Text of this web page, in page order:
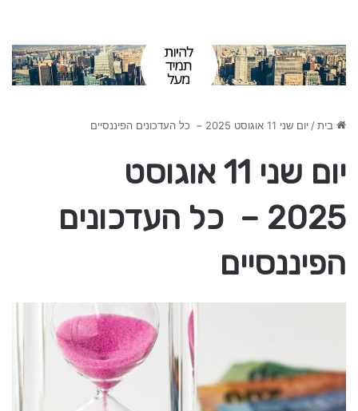
בית/יום שני 11 אוגוסט 2025 – כל העדכונים הפיננסיים
יום שני 11 אוגוסט
2025 – כל העדכונים
הפיננסיים